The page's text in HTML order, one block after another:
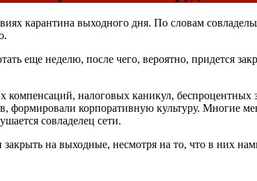
карантина выходного дня. По словам
еще неделю, после чего, вероятно, придется
компенсаций, налоговых каникул,
формировали корпоративную культуру. Многие
совладелец сети.
на выходные, несмотря на то, что в них